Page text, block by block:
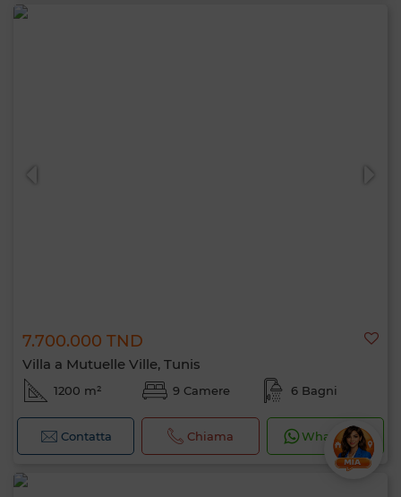
7.700.000 TND
Villa a Mutuelle Ville, Tunis
1200 m² 9 Camere 6 Bagni
Contatta Chiama WhatsApp